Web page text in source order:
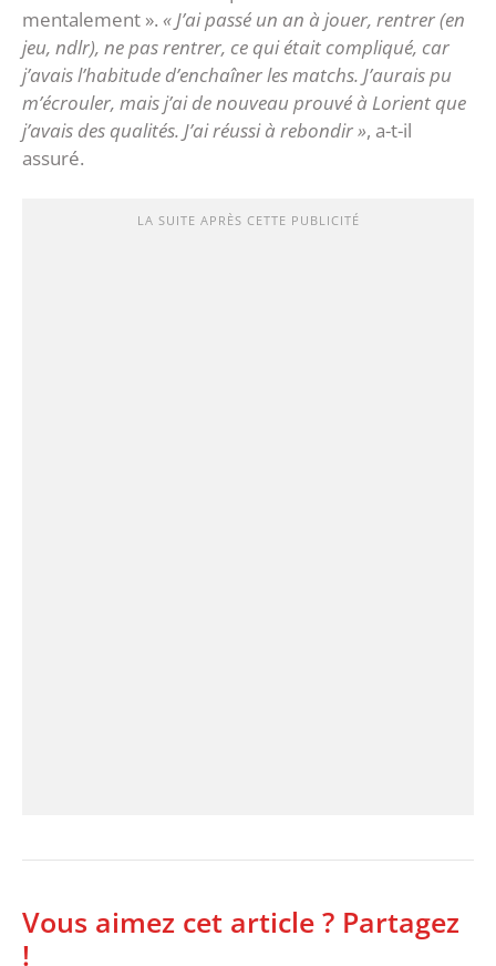
mentalement ». « J’ai passé un an à jouer, rentrer (en
jeu, ndlr), ne pas rentrer, ce qui était compliqué, car
j’avais l’habitude d’enchaîner les matchs. J’aurais pu
m’écrouler, mais j’ai de nouveau prouvé à Lorient que
j’avais des qualités. J’ai réussi à rebondir », a-t-il
assuré.
LA SUITE APRÈS CETTE PUBLICITÉ
Vous aimez cet article ? Partagez
!